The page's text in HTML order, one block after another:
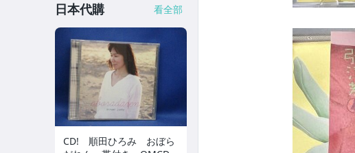
日本代購 看全部
CD! 順田ひろみ おぼら